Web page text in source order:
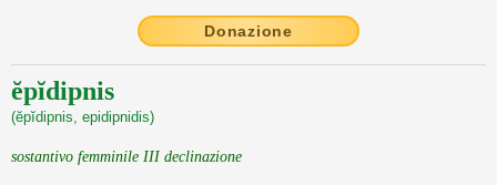
Donazione
ĕpĭdipnis
(ĕpĭdipnis, epidipnidis)
sostantivo femminile III declinazione